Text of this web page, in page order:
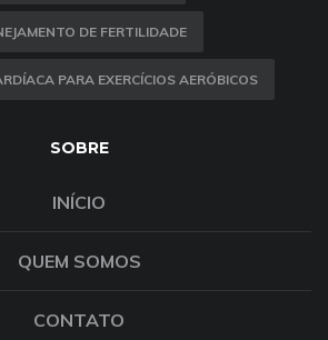
DE FERTILIDADE
PARA EXERCÍCIOS AERÓBICOS
SOBRE
INÍCIO
QUEM SOMOS
CONTATO